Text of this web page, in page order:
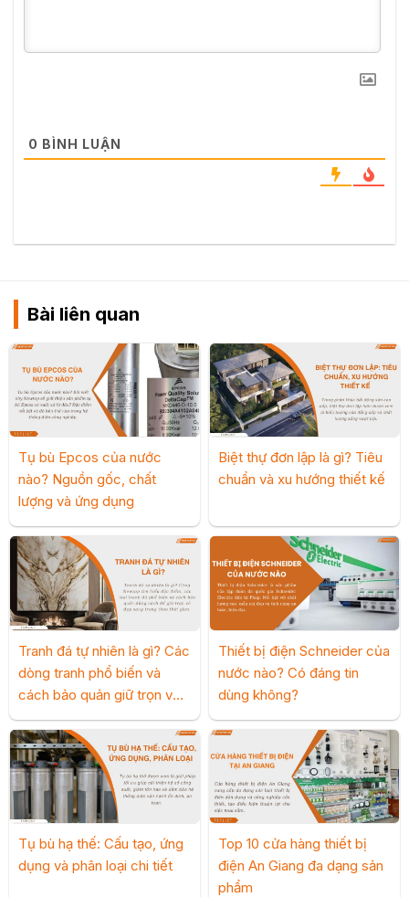
0 BÌNH LUẬN
Bài liên quan
Tụ bù Epcos của nước
nào? Nguồn gốc, chất
lượng và ứng dụng
Biệt thự đơn lập là gì? Tiêu
chuẩn và xu hướng thiết kế
Tranh đá tự nhiên là gì? Các
dòng tranh phổ biến và
cách bảo quản giữ trọn vẻ
đẹp
Thiết bị điện Schneider của
nước nào? Có đáng tin
dùng không?
Tụ bù hạ thế: Cấu tạo, ứng
dụng và phân loại chi tiết
Top 10 cửa hàng thiết bị
điện An Giang đa dạng sản
phẩm